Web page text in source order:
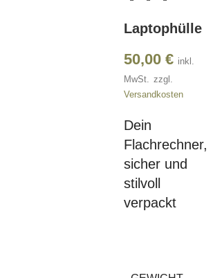
Laptophülle
50,00 € inkl.
MwSt. zzgl.
Versandkosten
Dein
Flachrechner,
sicher und
stilvoll
verpackt